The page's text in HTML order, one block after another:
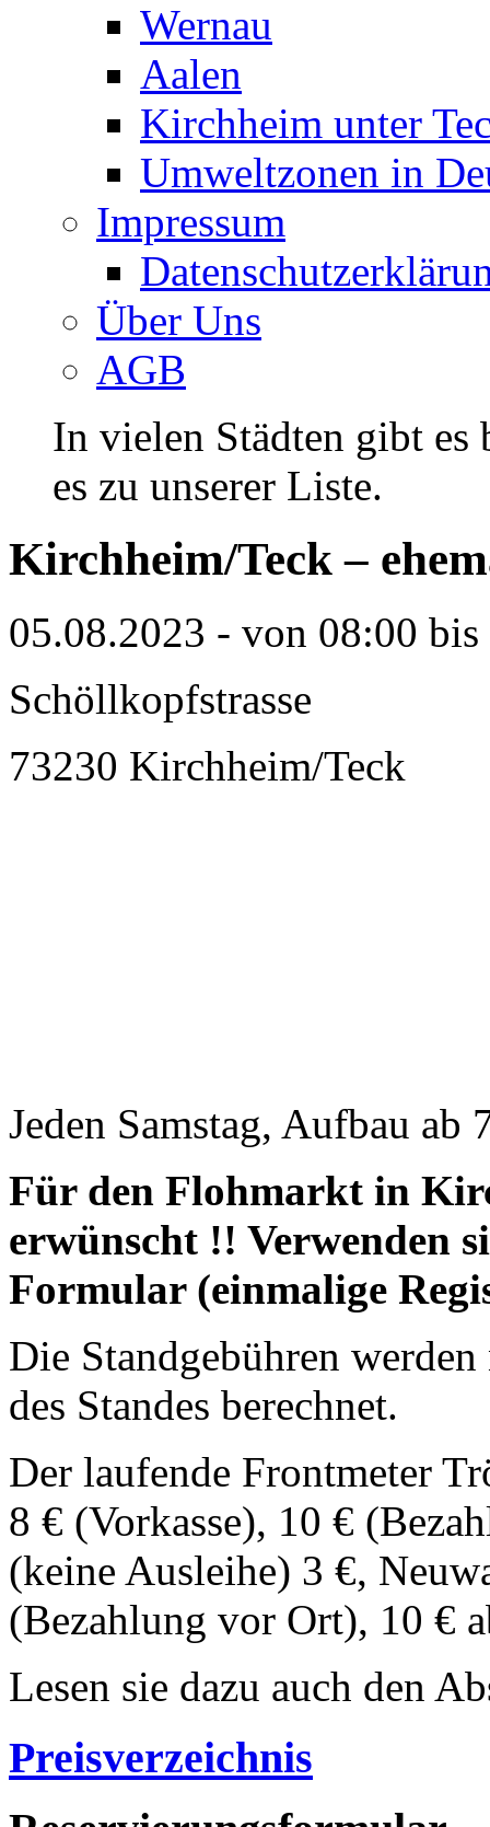
Wernau
Aalen
Kirchheim unter
Umweltzonen in
Impressum
Über Uns
AGB
In vielen Städten gibt es
es zu unserer Liste.
Kirchheim/Teck –
05.08.2023 - von 08:00
Schöllkopfstrasse
73230 Kirchheim/Teck
Jeden Samstag, Aufbau
Für den Flohmarkt in
erwünscht !! Verwenden
Formular (einmalige
Die Standgebühren
des Standes berechnet.
Der laufende Frontmeter
8 € (Vorkasse), 10 €
(keine Ausleihe) 3 €,
(Bezahlung vor Ort), 10 €
Lesen sie dazu auch den
Preisverzeichnis